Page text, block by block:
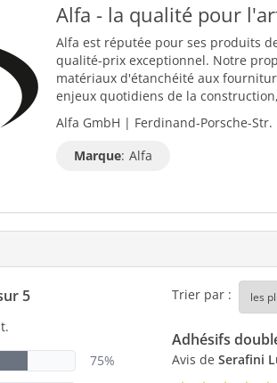
Alfa - la qualité pour
Alfa est réputée pour ses produits
qualité-prix exceptionnel. Notre
matériaux d'étanchéité aux
enjeux quotidiens de la
Alfa GmbH | Ferdinand-Porsche-
Marque: Alfa
5
75%
Trier par :
Adhésifs
Avis de Serafini